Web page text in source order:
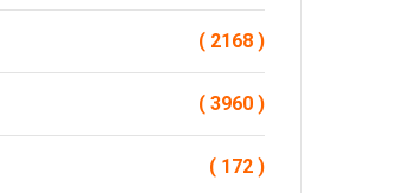
( 2168 )
( 3960 )
( 172 )